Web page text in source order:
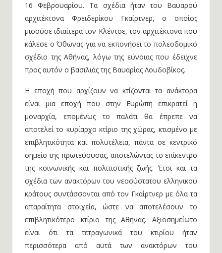
16 Φεβρουαρίου. Τα σχέδια ήταν του Βαυαρού
αρχιτέκτονα Φρειδερίκου Γκαίρτνερ, ο οποίος
μισούσε ιδιαίτερα τον Κλέντσε, τον αρχιτέκτονα που
κάλεσε ο Όθωνας για να εκπονήσει το πολεοδομικό
σχέδιο της Αθήνας, λόγω της εύνοιας που έδειχνε
προς αυτόν ο βασιλιάς της Βαυαρίας Λουδοβίκος.
Η εποχή που αρχίζουν να κτίζονται τα ανάκτορα
είναι μια εποχή που στην Ευρώπη επικρατεί η
μοναρχία, επομένως το παλάτι θα έπρεπε να
αποτελεί το κυρίαρχο κτίριο της χώρας, κτισμένο με
επιβλητικότητα και πολυτέλεια, πάντα σε κεντρικό
σημείο της πρωτεύουσας, αποτελώντας το επίκεντρο
της κοινωνικής και πολιτιστικής ζωής. Έτσι και τα
σχέδια των ανακτόρων του νεοσύστατου ελληνικού
κράτους συντάσσονται από τον Γκαίρτνερ με όλα τα
απαραίτητα στοιχεία, ώστε να αποτελέσουν το
επιβλητικότερο κτίριο της Αθήνας. Αξιοσημείωτο
είναι ότι τα τετραγωνικά του κτιρίου ήταν
περισσότερα από αυτά των ανακτόρων του